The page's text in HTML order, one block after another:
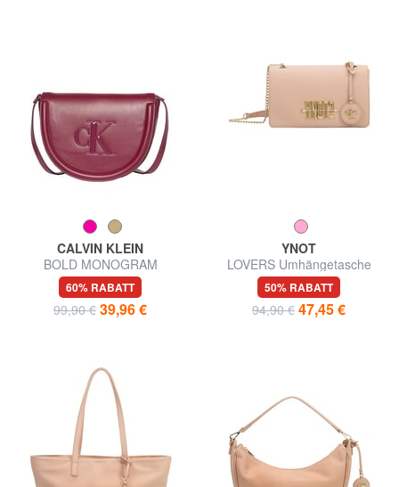
CALVIN KLEIN
BOLD MONOGRAM
Umhängetasche
60% RABATT
99,90 € 39,96 €
YNOT
LOVERS Umhängetasche
50% RABATT
94,90 € 47,45 €